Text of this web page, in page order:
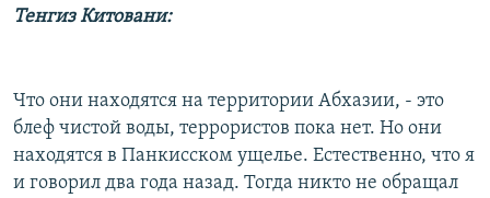
Тенгиз Китовани:
Что они находятся на территории Абхазии, - это
блеф чистой воды, террористов пока нет. Но они
находятся в Панкисском ущелье. Естественно, что я
и говорил два года назад. Тогда никто не обращал